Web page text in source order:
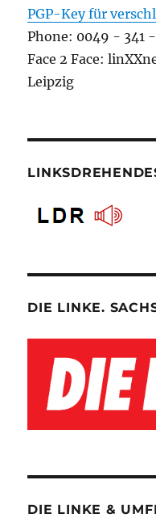
PGP-Key für
Phone: 0049 - 341 -
Face 2 Face:
Leipzig
DIE LINKE.
DIE LINKE &